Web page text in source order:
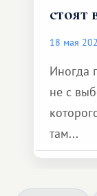
стоят
18 мая
Иногда
не с
там...